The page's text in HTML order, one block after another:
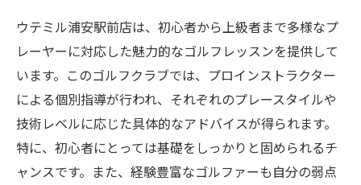
ウテミル浦安駅前店は、初心者から上級者まで多様なプ
レーヤーに対応した魅力的なゴルフレッスンを提供して
います。このゴルフクラブでは、プロインストラクター
による個別指導が行われ、それぞれのプレースタイルや
技術レベルに応じた具体的なアドバイスが得られます。
特に、初心者にとっては基礎をしっかりと固められるチ
ャンスです。また、経験豊富なゴルファーも自分の弱点